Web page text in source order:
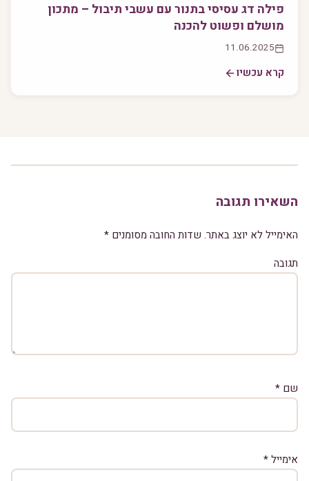
פילה דג עסיסי בתנור עם עשבי תיבול – מתכון
מושלם ופשוט להכנה
11.06.2025
קרא עכשיו
השאירו תגובה
האימייל לא יוצג באתר. שדות החובה מסומנים *
תגובה
שם *
אימייל*